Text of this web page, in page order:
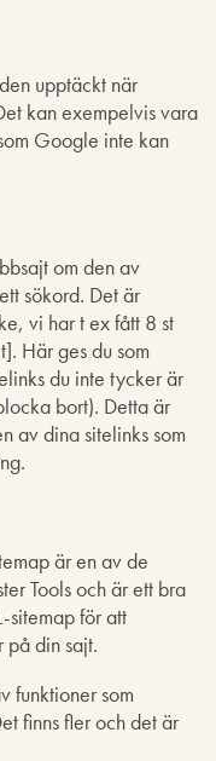
upptäckt när
kan exempelvis vara
Google inte kan
om den av
sökord. Det är
vi har t ex fått 8 st
Här ges du som
du inte tycker är
bort). Detta är
av dina sitelinks som
är en av de
Tools och är ett bra
sitemap för att
din sajt.
funktioner som
finns fler och det är